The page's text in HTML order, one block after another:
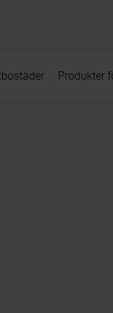
Produkter